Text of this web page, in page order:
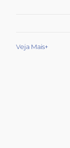
Veja Mais+